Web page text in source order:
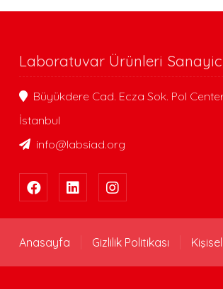
Laboratuvar Ürünleri
Büyükdere Cad. Ecza Sok. Pol
İstanbul
info@labsiad.org
Anasayfa Gizlilik Politikası